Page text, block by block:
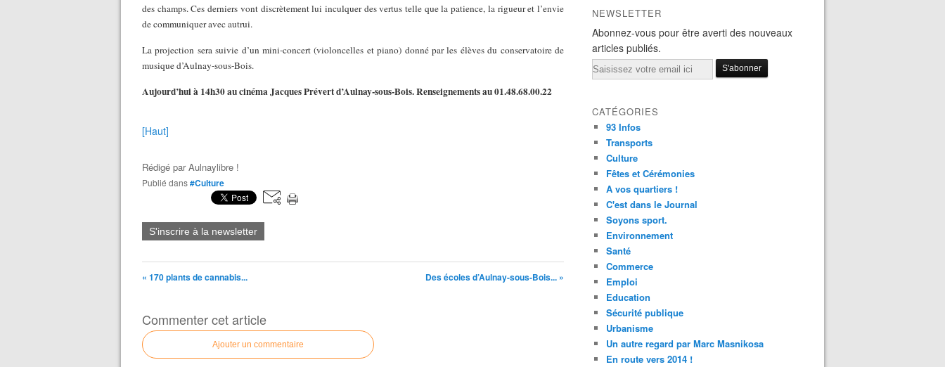
des champs. Ces derniers vont discrètement lui inculquer des vertus telle que la patience, la rigueur et l’envie
de communiquer avec autrui.
La projection sera suivie d’un mini-concert (violoncelles et piano) donné par les élèves du conservatoire de
musique d’Aulnay-sous-Bois.
Aujourd’hui à 14h30 au cinéma Jacques Prévert d’Aulnay-sous-Bois. Renseignements au 01.48.68.00.22
[Haut]
Rédigé parAulnaylibre !
Publié dans#Culture
S'inscrire à la newsletter
« 170 plants de cannabis... Des écoles d’Aulnay-sous-Bois... »
Commenter cet article
Ajouter un commentaire
NEWSLETTER
Abonnez-vous pour être averti des nouveaux
articles publiés.
Email
CATÉGORIES
93 Infos
Transports
Culture
Fêtes et Cérémonies
A vos quartiers !
C'est dans le Journal
Soyons sport.
Environnement
Santé
Commerce
Emploi
Education
Sécurité publique
Urbanisme
Un autre regard par Marc Masnikosa
En route vers 2014 !